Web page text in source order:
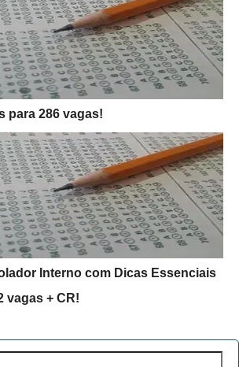
para 286 vagas!
Interno com Dicas Essenciais
vagas + CR!